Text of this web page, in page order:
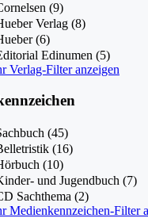
(9)
Verlag (8)
(6)
Edinumen (5)
Verlag-Filter anzeigen
(45)
(16)
(10)
und Jugendbuch (7)
Sachthema (2)
Medienkennzeichen-Filter